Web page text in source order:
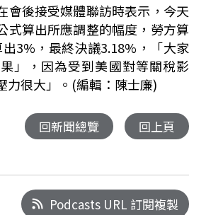
會後接受媒體聯訪時表示，今天
式算出所應調整的幅度，勞方算
3%，最終決議3.18%，「大家
」，因為受到美國對等關稅影
力很大」。(編輯：陳士廉)
回新聞總覽 回上頁
Podcasts URL 訂閱複製